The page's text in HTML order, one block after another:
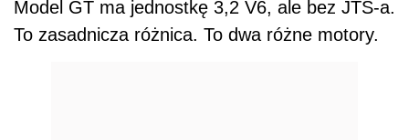
Model GT ma jednostkę 3,2 V6, ale bez JTS-a.
To zasadnicza różnica. To dwa różne motory.